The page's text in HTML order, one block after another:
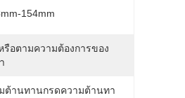
154mm
รือตามความต้องการของ
ต้านทานกรดความต้านทา